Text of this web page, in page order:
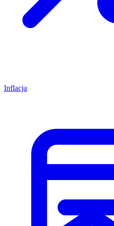
Inflacja